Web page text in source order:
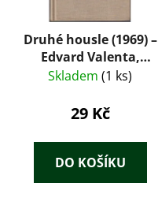
Druhé housle (1969) –
Edvard Valenta,
román o velké cestě
Skladem (1 ks)
29 Kč
DO KOŠÍKU